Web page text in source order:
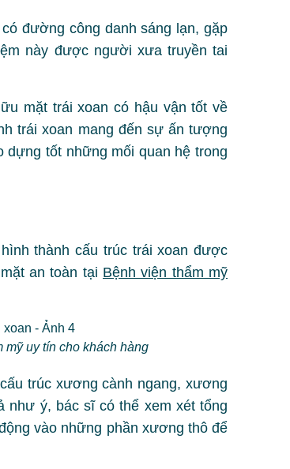
đường công danh sáng lạn, gặp
này được người xưa truyền tai
mặt trái xoan có hậu vận tốt về
trái xoan mang đến sự ấn tượng
dựng tốt những mối quan hệ trong
thành cấu trúc trái xoan được
an toàn tại Bệnh viện thẩm mỹ
mỹ uy tín cho khách hàng
trúc xương cành ngang, xương
như ý, bác sĩ có thể xem xét tổng
vào những phần xương thô để